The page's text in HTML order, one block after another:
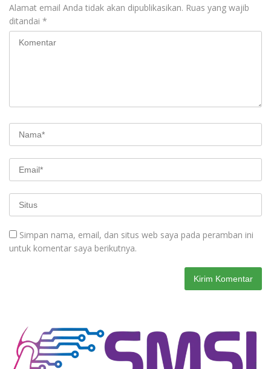
Alamat email Anda tidak akan dipublikasikan. Ruas yang wajib
ditandai *
Simpan nama, email, dan situs web saya pada peramban ini
untuk komentar saya berikutnya.